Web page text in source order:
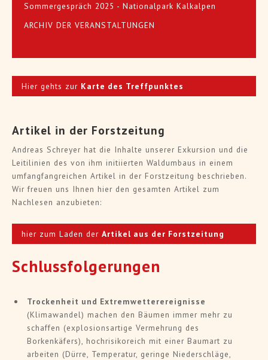
Sommergespräch 2025 - Nationalpark Kalkalpen
ARCHIV DER VERANSTALTUNGEN
Hier gehts zur Karte des Treffpunktes
Artikel in der Forstzeitung
Andreas Schreyer hat die Inhalte unserer Exkursion und die
Leitilinien des von ihm initiierten Waldumbaus in einem
umfangfangreichen Artikel in der Forstzeitung beschrieben.
Wir freuen uns Ihnen hier den gesamten Artikel zum
Nachlesen anzubieten:
hier zum Laden der Artikel aus der Forstzeitung
Schlussfolgerungen
Trockenheit und Extremwetterereignisse
(Klimawandel) machen den Bäumen immer mehr zu
schaffen (explosionsartige Vermehrung des
Borkenkäfers), hochrisikoreich mit einer Baumart zu
arbeiten (Dürre, Temperatur, geringe Niederschläge,